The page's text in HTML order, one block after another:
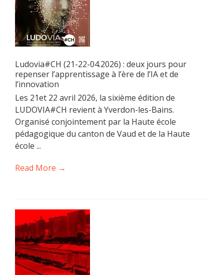
Ludovia#CH (21-22-04.2026) : deux jours pour
repenser l’apprentissage à l’ère de l’IA et de
l’innovation
Les 21et 22 avril 2026, la sixième édition de
LUDOVIA#CH revient à Yverdon-les-Bains.
Organisé conjointement par la Haute école
pédagogique du canton de Vaud et de la Haute
école ...
Read More →